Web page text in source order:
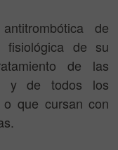
de
fisiológica de su
de las
y de todos los
o que cursan con